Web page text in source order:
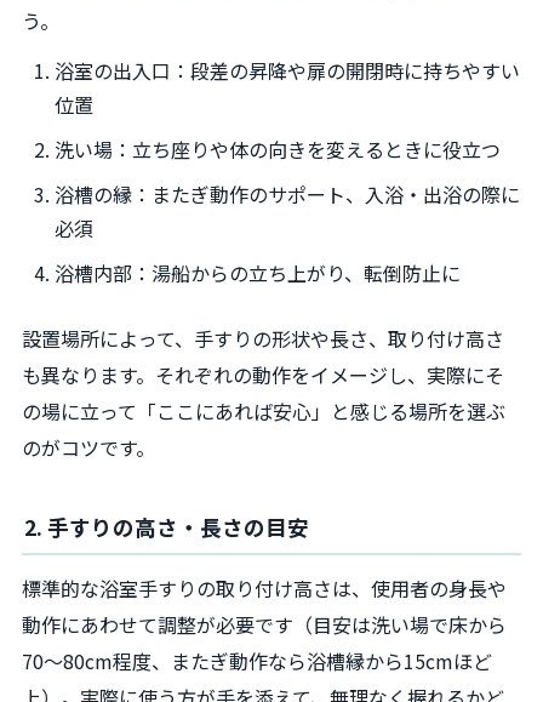
う。
浴室の出入口：段差の昇降や扉の開閉時に持ちやすい
位置
洗い場：立ち座りや体の向きを変えるときに役立つ
浴槽の縁：またぎ動作のサポート、入浴・出浴の際に
必須
浴槽内部：湯船からの立ち上がり、転倒防止に
設置場所によって、手すりの形状や長さ、取り付け高さ
も異なります。それぞれの動作をイメージし、実際にそ
の場に立って「ここにあれば安心」と感じる場所を選ぶ
のがコツです。
2. 手すりの高さ・長さの目安
標準的な浴室手すりの取り付け高さは、使用者の身長や
動作にあわせて調整が必要です（目安は洗い場で床から
70～80cm程度、またぎ動作なら浴槽縁から15cmほど